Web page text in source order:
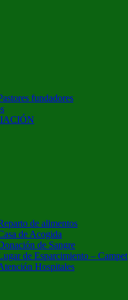
fundadores
de alimentos
de Acogida
de Sangre
de Esparcimiento – Campet
Hospitales